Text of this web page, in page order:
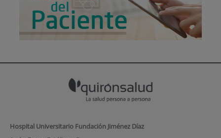
Hospital Universitario Fundación Jiménez Díaz